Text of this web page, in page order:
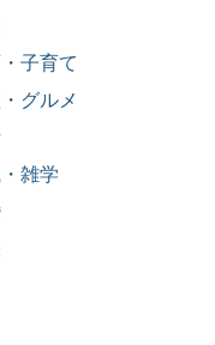
子育て
グルメ
雑学